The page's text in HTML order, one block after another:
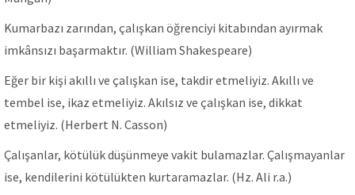
Kumarbazı zarından, çalışkan öğrenciyi kitabından ayırmak
imkânsızı başarmaktır. (William Shakespeare)
Eğer bir kişi akıllı ve çalışkan ise, takdir etmeliyiz. Akıllı ve
tembel ise, ikaz etmeliyiz. Akılsız ve çalışkan ise, dikkat
etmeliyiz. (Herbert N. Casson)
Çalışanlar, kötülük düşünmeye vakit bulamazlar. Çalışmayanlar
ise, kendilerini kötülükten kurtaramazlar. (Hz. Ali r.a.)